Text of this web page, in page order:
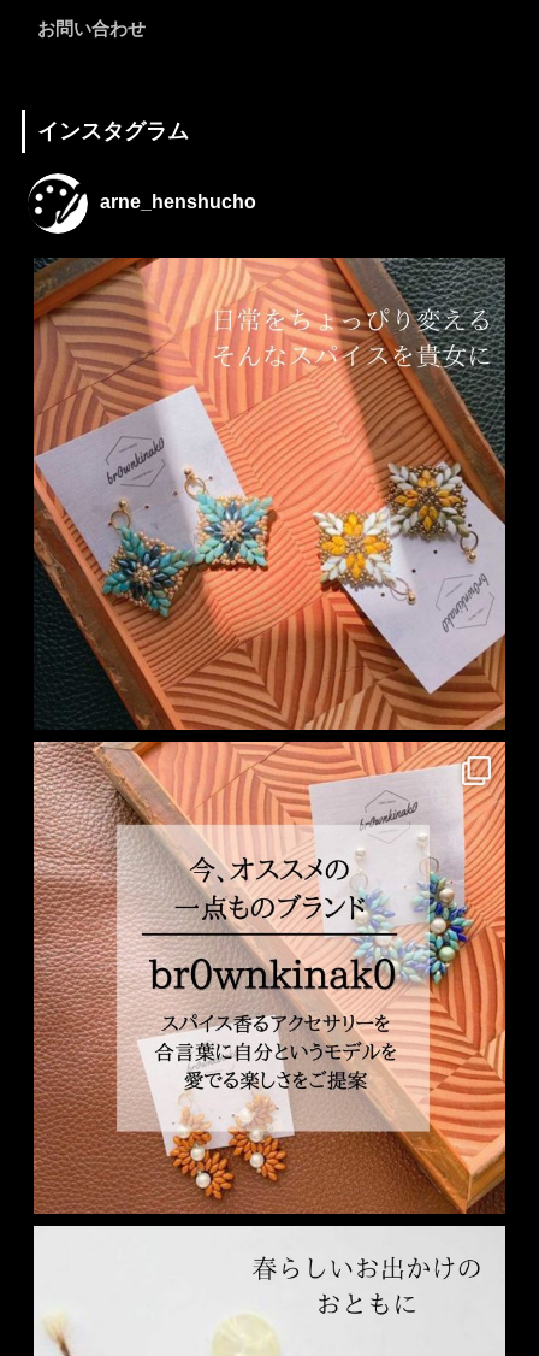
お問い合わせ
インスタグラム
arne_henshucho